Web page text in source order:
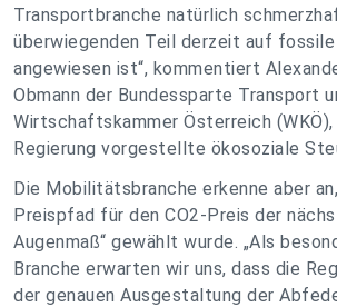
Transportbranche natürlich
überwiegenden Teil derzeit auf
angewiesen ist“, kommentiert
Obmann der Bundessparte Transport
Wirtschaftskammer Österreich
Regierung vorgestellte ökosoziale
Die Mobilitätsbranche erkenne aber
Preispfad für den CO2-Preis der
Augenmaß“ gewählt wurde. „Als
Branche erwarten wir uns, dass die
der genauen Ausgestaltung der